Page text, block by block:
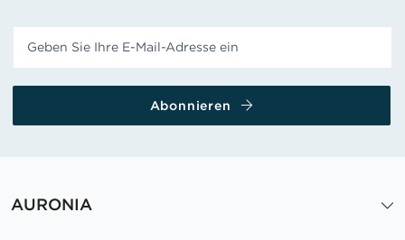
Abonnieren
AURONIA